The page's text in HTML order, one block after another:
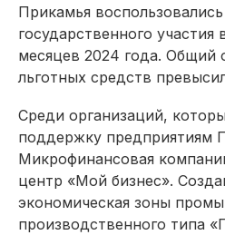
Прикамья
государственного участия
месяцев 2024 года. Общий
льготных средств
Среди организаций,
поддержку предприятиям
Микрофинансовая
центр «Мой бизнес».
экономическая зоны
производственного типа